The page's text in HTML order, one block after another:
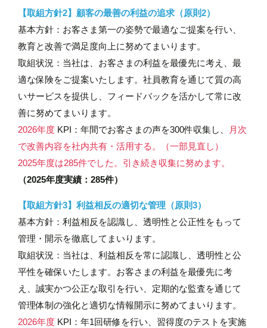
【取組方針2】顧客の最善の利益の追求（原則2）
基本方針：お客さま第一の姿勢で最適なご提案を行い、
教育と改善で満足度向上に努めてまいります。
取組状況：当社は、お客さまの利益を最優先に考え、最
適な保険をご提案いたします。社員教育を通じて質の高
いサービスを提供し、フィードバックを活かして常に改
善に努めてまいります。
2026年度 KPI：年間でお客さまの声を300件収集し、
月次
で改善内容を社内共有・活用する。（一部見直し）
2025年度は285件でした。引き続き収集に努めます。
（2025年度実績：285件）
【取組方針3】利益相反の適切な管理（原則3）
基本方針：利益相反を認識し、透明性と公正性をもって
管理・開示を徹底してまいります。
取組状況：当社は、利益相反を常に認識し、透明性と公
平性を確保いたします。お客さまの利益を最優先に考
え、誠実かつ公正な取引を行い、定期的な監査を通じて
管理体制の強化と適切な情報開示に努めてまいります。
2026年度 KPI：年1回研修を行い、習得度のテストを実施